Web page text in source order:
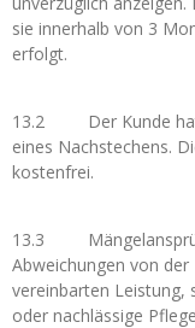
sie innerhalb von 3
erfolgt.
13.2 Der Kunde hat
eines Nachstechens.
kostenfrei.
13.3
Abweichungen von der
vereinbarten Leistung,
oder nachlässige